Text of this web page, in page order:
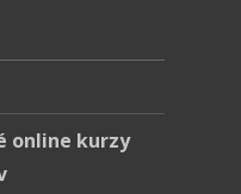
online kurzy